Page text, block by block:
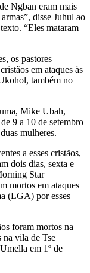
Ngban eram mais
disse Juhul ao
“Eles mataram
os pastores
em ataques às
também no
Mike Ubah,
9 a 10 de setembro
mulheres.
a esses cristãos,
dois dias, sexta e
Star
mortos em ataques
(LGA) por esses
foram mortos na
na vila de Tse
em 1º de